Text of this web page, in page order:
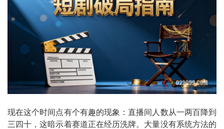
现在这个时间点有个有趣的现象：直播间人数从一两百降到
三四十，这暗示着赛道正在经历洗牌。大量没有系统方法的